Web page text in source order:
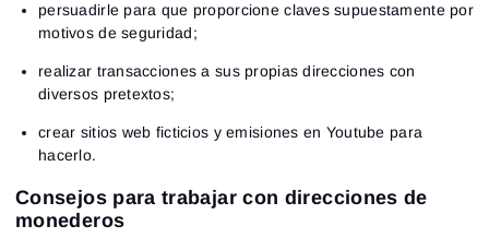
persuadirle para que proporcione claves supuestamente por
motivos de seguridad;
realizar transacciones a sus propias direcciones con
diversos pretextos;
crear sitios web ficticios y emisiones en Youtube para
hacerlo.
Consejos para trabajar con direcciones de
monederos